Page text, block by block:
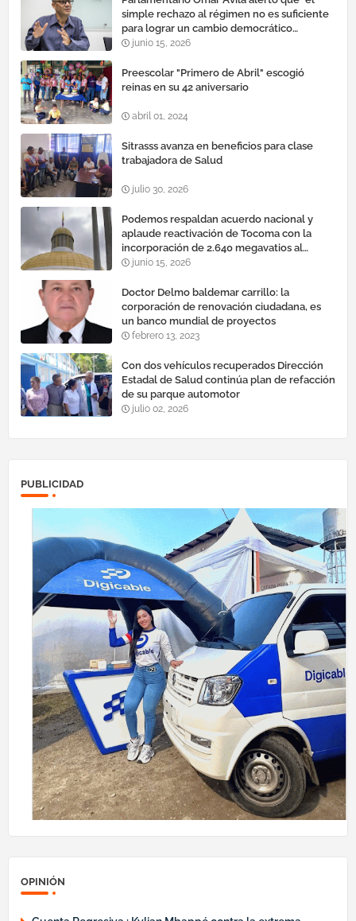
simple rechazo al régimen no es suficiente
para lograr un cambio democrático
efectivo"
junio 15, 2026
Preescolar "Primero de Abril" escogió
reinas en su 42 aniversario
abril 01, 2024
Sitrasss avanza en beneficios para clase
trabajadora de Salud
julio 30, 2026
Podemos respaldan acuerdo nacional y
aplaude reactivación de Tocoma con la
incorporación de 2.640 megavatios al
sistema eléctrico nacional
junio 15, 2026
Doctor Delmo baldemar carrillo: la
corporación de renovación ciudadana, es
un banco mundial de proyectos
febrero 13, 2023
Con dos vehículos recuperados Dirección
Estadal de Salud continúa plan de refacción
de su parque automotor ‎
julio 02, 2026
PUBLICIDAD
OPINIÓN